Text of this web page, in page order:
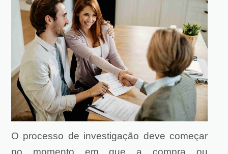
O processo de investigação deve começar
no momento em que a compra ou